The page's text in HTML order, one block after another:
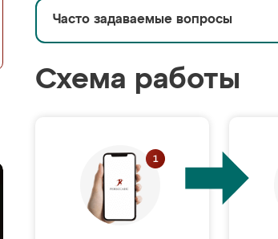
Часто задаваемые вопросы
Схема работы